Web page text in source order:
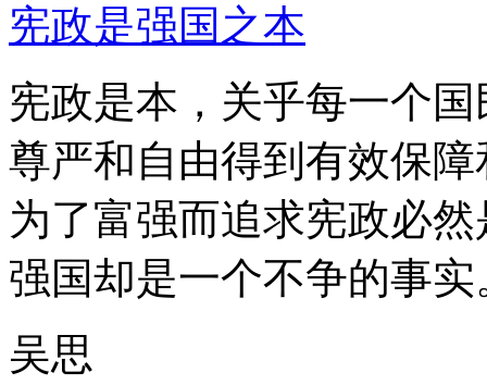
宪政是强国之本
宪政是本，关乎每一个
尊严和自由得到有效保
为了富强而追求宪政必
强国却是一个不争的事实
吴思